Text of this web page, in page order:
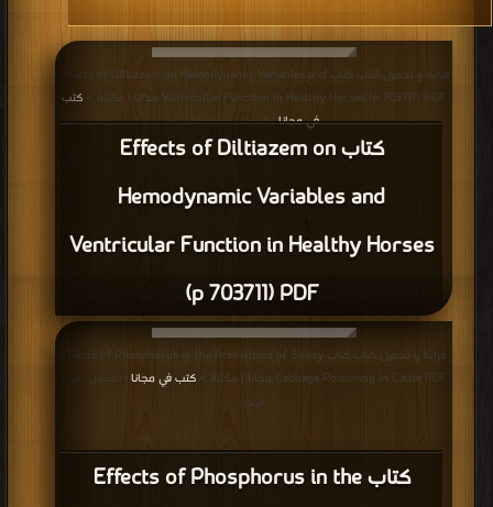
كتاب Effects of Diltiazem on
Hemodynamic Variables and
Ventricular Function in Healthy Horses
(p 703711) PDF
قراءة و تحميل كتاب كتاب Effects of Diltiazem on Hemodynamic Variables and
Ventricular Function in Healthy Horses (p 703711) PDF مجانا | مكتبة >
كتب
في مجانا| التحميل : مرة/مرات
كتاب Effects of Phosphorus in the
قراءة و تحميل كتاب كتاب Effects of Phosphorus in the Prevention of Savoy
Cabbage Poisoning in Cattle PDF مجانا | مكتبة >
كتب في مجانا | التحميل : مرة/
مرات